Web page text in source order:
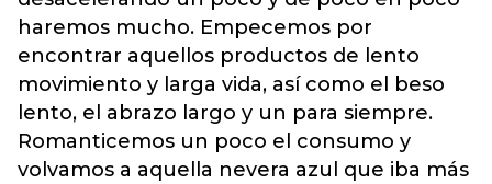
haremos mucho. Empecemos por
encontrar aquellos productos de lento
movimiento y larga vida, así como el beso
lento, el abrazo largo y un para siempre.
Romanticemos un poco el consumo y
volvamos a aquella nevera azul que iba más